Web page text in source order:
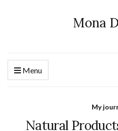
Mona
Menu
My
Natural